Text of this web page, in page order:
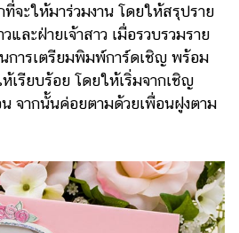
จะให้มาร่วมงาน โดยให้สรุปราย
และฝ่ายเจ้าสาว เมื่อรวบรวมราย
การเตรียมพิมพ์การ์ดเชิญ พร้อม
เรียบร้อย โดยให้เริ่มจากเชิญ
จากนั้นค่อยตามด้วยเพื่อนฝูงตาม